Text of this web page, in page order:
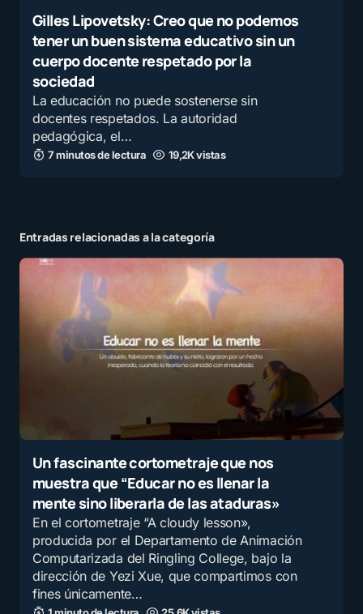
Gilles Lipovetsky: Creo que no podemos
tener un buen sistema educativo sin un
cuerpo docente respetado por la
sociedad
La educación no puede sostenerse sin
docentes respetados. La autoridad
pedagógica, el…
7 minutos de lectura 19,2K vistas
Entradas relacionadas a la categoría
Un fascinante cortometraje que nos
muestra que “Educar no es llenar la
mente sino liberarla de las ataduras»
En el cortometraje “A cloudy lesson»,
producida por el Departamento de Animación
Computarizada del Ringling College, bajo la
dirección de Yezi Xue, que compartimos con
fines únicamente…